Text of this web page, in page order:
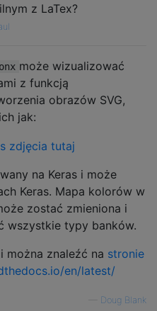
z LaTex?
może wizualizować
z funkcją
obrazów SVG,
jak:
na Keras i może
Keras. Mapa kolorów w
zostać zmieniona i
wszystkie typy banków.
można znaleźć na stronie
en/latest/
Doug Blank